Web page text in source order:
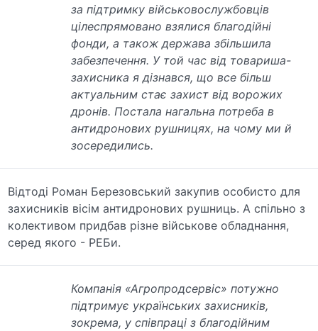
за підтримку військовослужбовців
цілеспрямовано взялися благодійні
фонди, а також держава збільшила
забезпечення. У той час від товариша-
захисника я дізнався, що все більш
актуальним стає захист від ворожих
дронів. Постала нагальна потреба в
антидронових рушницях, на чому ми й
зосередились.
Відтоді Роман Березовський закупив особисто для
захисників вісім антидронових рушниць. А спільно з
колективом придбав різне військове обладнання,
серед якого - РЕБи.
Компанія «Агропродсервіс» потужно
підтримує українських захисників,
зокрема, у співпраці з благодійним